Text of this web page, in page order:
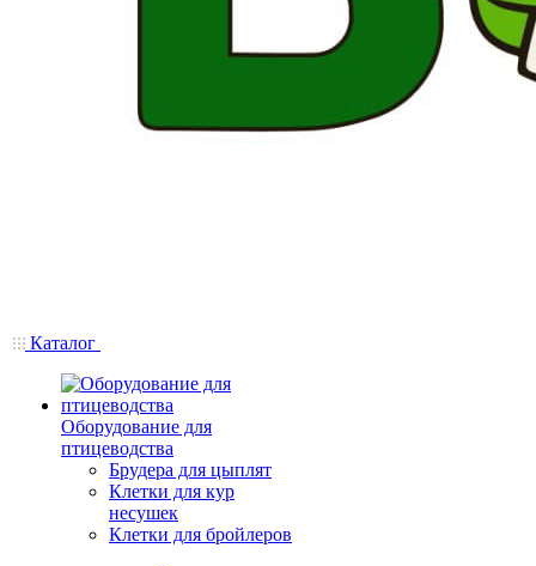
Каталог
Оборудование для
птицеводства
Брудера для цыплят
Клетки для кур
несушек
Клетки для бройлеров